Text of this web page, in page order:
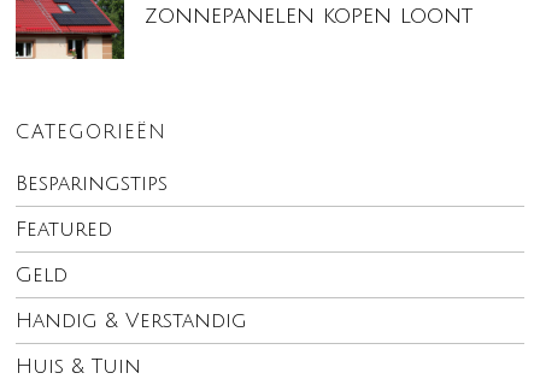
zonnepanelen kopen loont
CATEGORIEËN
Besparingstips
Featured
Geld
Handig & Verstandig
Huis & Tuin